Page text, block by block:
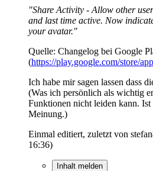
"Share Activity - Allow other
and last time active. Now
your avatar."
Quelle: Changelog bei Google
(https://play.google.com/store/
Ich habe mir sagen lassen dass
(Was ich persönlich als wichtig
Funktionen nicht leiden kann.
Meinung.)
Einmal editiert, zuletzt von
16:36)
Inhalt melden